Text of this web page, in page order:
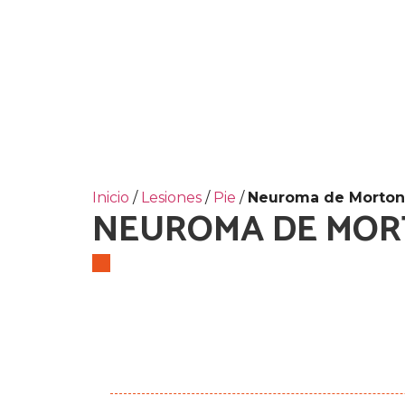
Inicio / Lesiones / Pie / Neuroma de Morton
NEUROMA DE